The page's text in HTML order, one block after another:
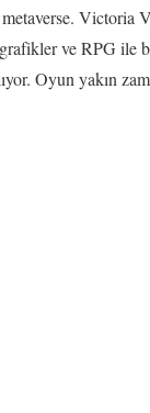
Victoria
ve RPG ile
Oyun yakın